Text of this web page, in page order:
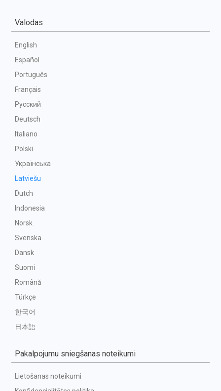
Valodas
English
Español
Português
Français
Русский
Deutsch
Italiano
Polski
Українська
Latviešu
Dutch
Indonesia
Norsk
Svenska
Dansk
Suomi
Română
Türkçe
한국어
日本語
Pakalpojumu sniegšanas noteikumi
Lietošanas noteikumi